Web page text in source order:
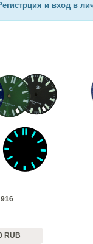
и вход в
RUB